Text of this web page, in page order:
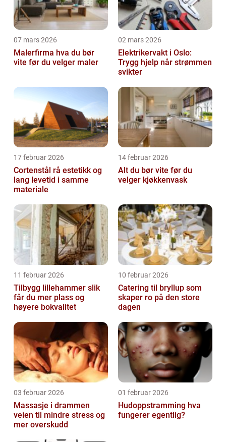
07 mars 2026
Malerfirma hva du bør
vite før du velger maler
02 mars 2026
Elektrikervakt i Oslo:
Trygg hjelp når strømmen
svikter
17 februar 2026
Cortenstål rå estetikk og
lang levetid i samme
materiale
14 februar 2026
Alt du bør vite før du
velger kjøkkenvask
11 februar 2026
Tilbygg lillehammer slik
får du mer plass og
høyere bokvalitet
10 februar 2026
Catering til bryllup som
skaper ro på den store
dagen
03 februar 2026
Massasje i drammen
veien til mindre stress og
mer overskudd
01 februar 2026
Hudoppstramming hva
fungerer egentlig?